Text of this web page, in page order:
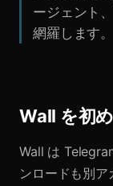
ージェント
網羅します。
Wall を初
Wall は
ンロードも別